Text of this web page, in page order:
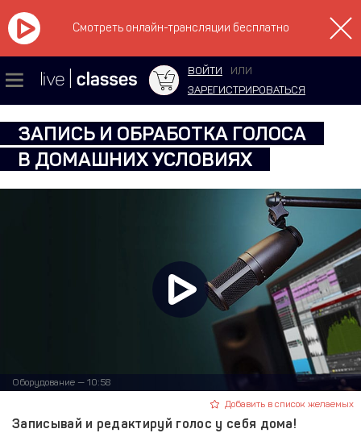
Смотреть онлайн-трансляции бесплатно
ВОЙТИ
ИЛИ
ЗАРЕГИСТРИРОВАТЬСЯ
ЗАПИСЬ И ОБРАБОТКА ГОЛОСА
В ДОМАШНИХ УСЛОВИЯХ
Оборудование — 10:58
Добавить в список желаемых
Записывай и редактируй голос у себя дома!